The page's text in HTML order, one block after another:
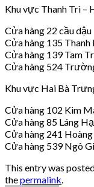
Khu vực Thanh Trì –
Cửa hàng 22 cầu dậu
Cửa hàng 135 Thanh
Cửa hàng 139 Tam
Cửa hàng 524
Khu vực Hai Bà
Cửa hàng 102 Kim
Cửa hàng 85 Láng Hạ
Cửa hàng 241
Cửa hàng 539 Ngô
This entry was
thepermalink